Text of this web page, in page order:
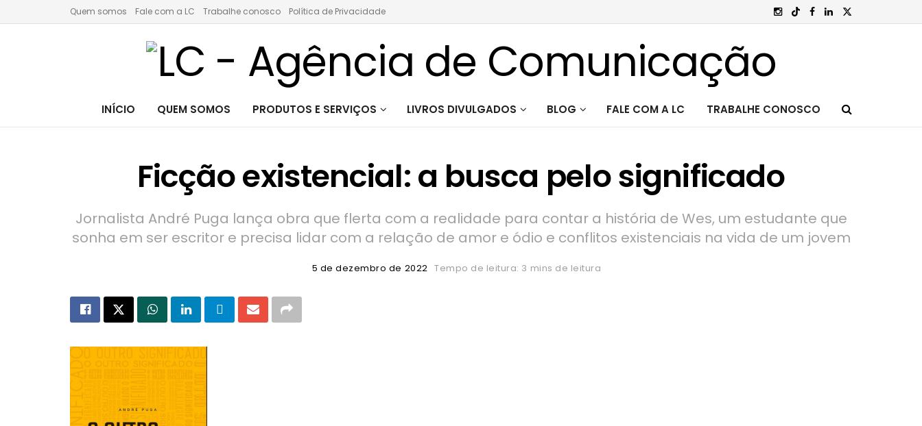
Quem somos Fale com a LC Trabalhe conosco Política de Privacidade
INÍCIO QUEM SOMOS PRODUTOS E SERVIÇOS LIVROS DIVULGADOS BLOG FALE COM A LC TRABALHE CONOSCO
Ficção existencial: a busca pelo significado
Jornalista André Puga lança obra que flerta com a realidade para contar a história de Wes, um estudante que
sonha em ser escritor e precisa lidar com a relação de amor e ódio e conflitos existenciais na vida de um jovem
5 de dezembro de 2022 Tempo de leitura: 3 mins de leitura